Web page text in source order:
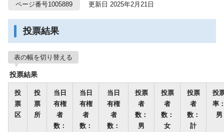
ページ番号1005889 更新日 2025年2月21日
投票結果
表の幅を切り替える
投票結果
投
票
区
投
票
所
当日
有権
者
数：
当日
有権
者
数：
当日
有権
者
数：
投票
者
数：
男
投票
者
数：
女
投票
者
数：
計
投
率
男